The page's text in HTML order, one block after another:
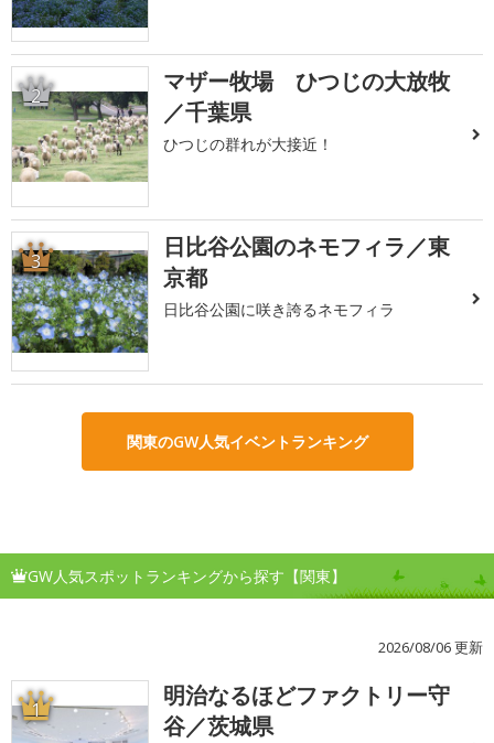
2
マザー牧場 ひつじの大放牧
／千葉県
ひつじの群れが大接近！
3
日比谷公園のネモフィラ／東
京都
日比谷公園に咲き誇るネモフィラ
関東のGW人気イベントランキング
GW人気スポットランキングから探す【関東】
2026/08/06 更新
1
明治なるほどファクトリー守
谷／茨城県